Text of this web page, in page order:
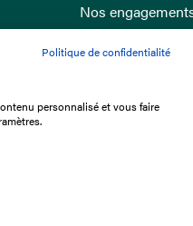
Nos
Lutte anti-dopage
Bien être equin
Index Egalité
Jeu responsable
Politique de confidentialité
personnalisé et vous faire